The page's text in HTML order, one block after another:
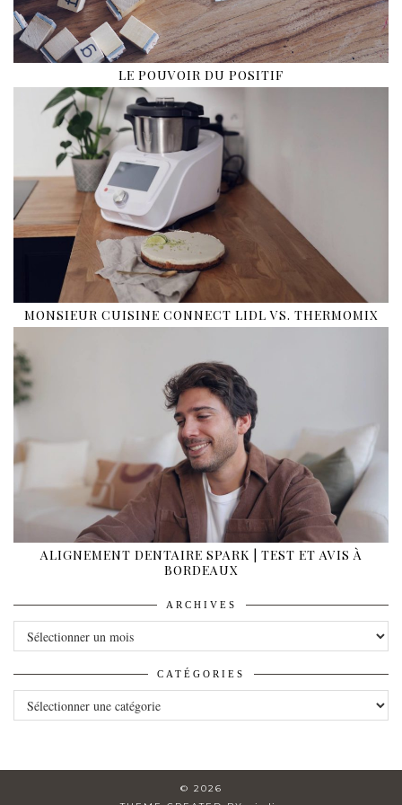
LE POUVOIR DU POSITIF
MONSIEUR CUISINE CONNECT LIDL VS. THERMOMIX
ALIGNEMENT DENTAIRE SPARK | TEST ET AVIS À
BORDEAUX
ARCHIVES
ARCHIVES
CATÉGORIES
CATÉGORIES
© 2026